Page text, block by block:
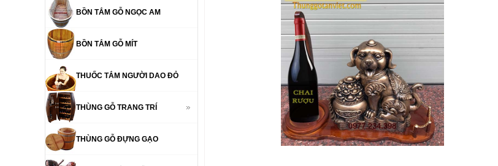
BỒN TẮM GỖ NGỌC AM
BỒN TẮM GỖ MÍT
THUỐC TẮM NGƯỜI DAO ĐỎ
THÙNG GỖ TRANG TRÍ
THÙNG GỖ ĐỰNG GẠO